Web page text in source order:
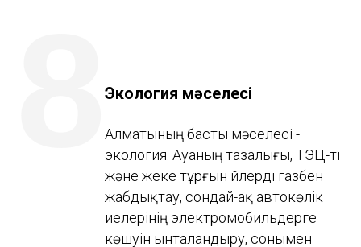
Экология мәселесі
Алматының басты мәселесі -
экология. Ауаның тазалығы, ТЭЦ-ті
және жеке тұрғын үйлерді газбен
жабдықтау, сондай-ақ автокөлік
иелерінің электромобильдерге
көшуін ынталандыру, сонымен
8